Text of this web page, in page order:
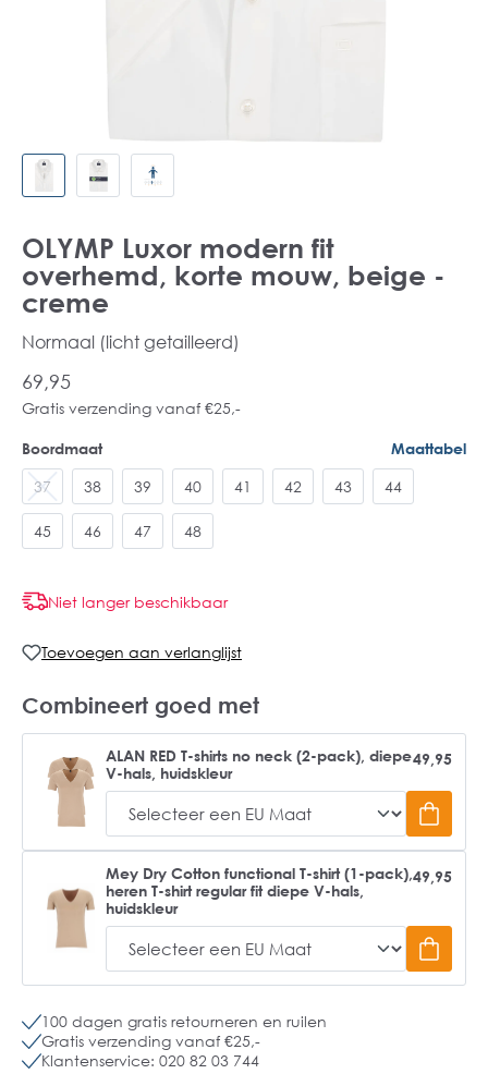
OLYMP Luxor modern fit
overhemd, korte mouw, beige -
creme
Normaal (licht getailleerd)
69,95
Gratis verzending vanaf €25,-
Boordmaat Maattabel
37 38 39 40 41 42 43 44
45 46 47 48
Niet langer beschikbaar
Toevoegen aan verlanglijst
Combineert goed met
ALAN RED T-shirts no neck (2-pack), diepe
V-hals, huidskleur
49,95
Mey Dry Cotton functional T-shirt (1-pack),
heren T-shirt regular fit diepe V-hals,
huidskleur
49,95
100 dagen gratis retourneren en ruilen
Gratis verzending vanaf €25,-
Klantenservice: 020 82 03 744